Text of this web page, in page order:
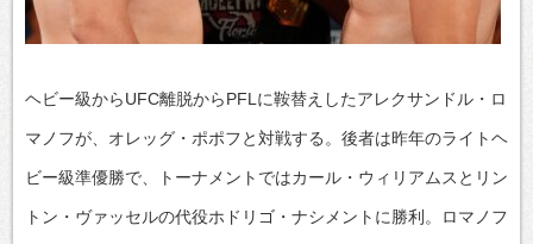
ヘビー級からUFC離脱からPFLに鞍替えしたアレクサンドル・ロ
マノフが、オレッグ・ポポフと対戦する。後者は昨年のライトヘ
ビー級準優勝で、トーナメントではカール・ウィリアムスとリン
トン・ヴァッセルの代役ホドリゴ・ナシメントに勝利。ロマノフ